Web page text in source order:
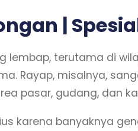
|
lembap, terutama di
Rayap, misalnya,
pasar, gudang, dan
karena banyaknya